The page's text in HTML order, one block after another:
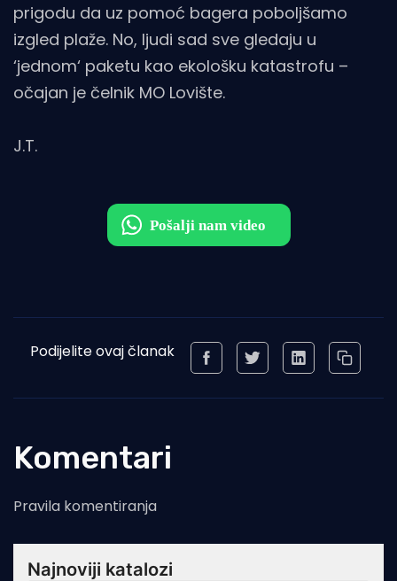
prigodu da uz pomoć bagera poboljšamo
izgled plaže. No, ljudi sad sve gledaju u
‘jednom‘ paketu kao ekološku katastrofu –
očajan je čelnik MO Lovište.
J.T.
Podijelite ovaj članak
Komentari
Pravila komentiranja